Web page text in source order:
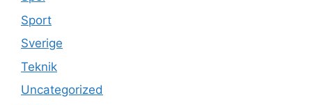
Sport
Sverige
Teknik
Uncategorized